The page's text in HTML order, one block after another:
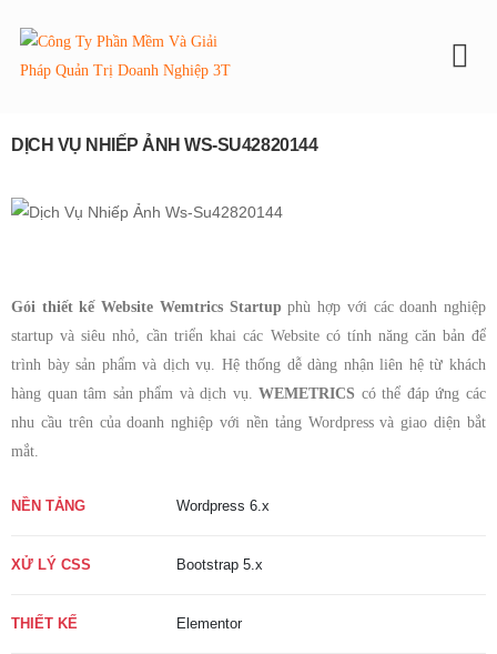
DỊCH VỤ NHIẾP ẢNH WS-SU42820144
Gói thiết kế Website Wemtrics Startupphù hợp với các doanh nghiệp
startup và siêu nhỏ, cần triển khai các Website có tính năng căn bản để
trình bày sản phẩm và dịch vụ. Hệ thống dễ dàng nhận liên hệ từ khách
hàng quan tâm sản phẩm và dịch vụ.WEMETRICS có thể đáp ứng các
nhu cầu trên của doanh nghiệp với nền tảng Wordpress và giao diện bắt
mắt.
NỀN TẢNG Wordpress 6.x
XỬ LÝ CSS Bootstrap 5.x
THIẾT KẾ Elementor